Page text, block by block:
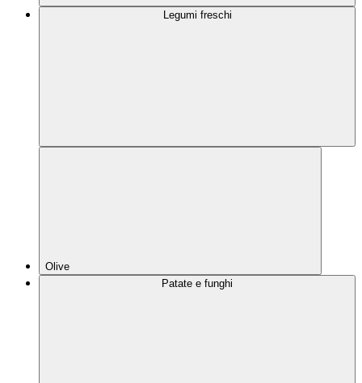
Legumi freschi
Olive
Patate e funghi